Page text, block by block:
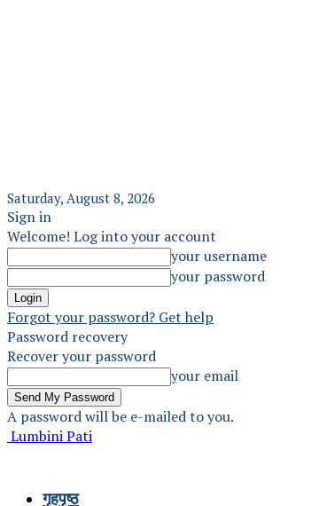
Saturday, August 8, 2026
Sign in
Welcome! Log into your account
your username
your password
Forgot your password? Get help
Password recovery
Recover your password
your email
A password will be e-mailed to you.
Lumbini Pati
गृहपृष्ठ